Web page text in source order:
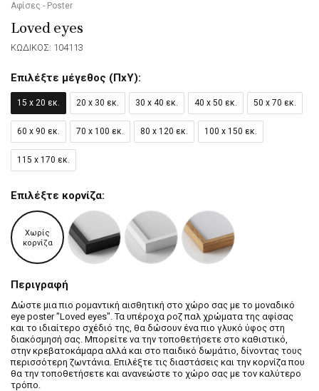
Αφίσες - Poster
Loved eyes
ΚΩΔΙΚΟΣ: 104113
Επιλέξτε μέγεθος (ΠxΥ):
15 x 20 εκ. 20 x 30 εκ. 30 x 40 εκ. 40 x 50 εκ. 50 x 70 εκ.
60 x 90 εκ. 70 x 100 εκ. 80 x 120 εκ. 100 x 150 εκ.
115 x 170 εκ.
Επιλέξτε κορνίζα:
Χωρίς
κορνίζα
Περιγραφή
Δώστε μια πιο ρομαντική αισθητική στο χώρο σας με το μοναδικό
eye poster "Loved eyes". Τα υπέροχα ροζ παλ χρώματα της αφίσας
και το ιδιαίτερο σχέδιό της, θα δώσουν ένα πιο γλυκό ύφος στη
διακόσμησή σας. Μπορείτε να την τοποθετήσετε στο καθιστικό,
στην κρεβατοκάμαρα αλλά και στο παιδικό δωμάτιο, δίνοντας τους
περισσότερη ζωντάνια. Επιλέξτε τις διαστάσεις και την κορνίζα που
θα την τοποθετήσετε και ανανεώστε το χώρο σας με τον καλύτερο
τρόπο.